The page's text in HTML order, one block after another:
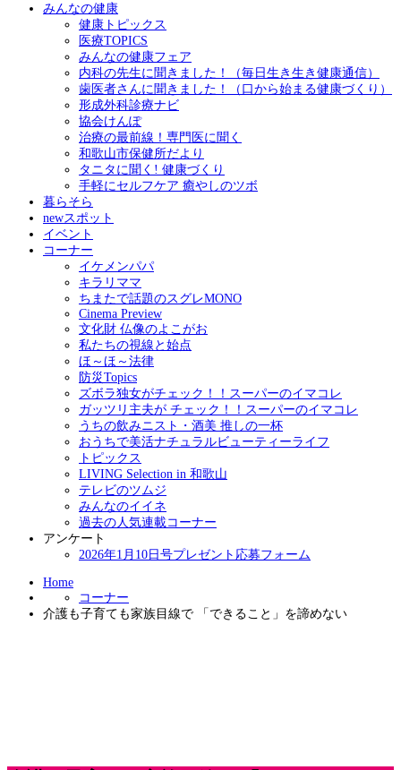
みんなの健康
健康トピックス
医療TOPICS
みんなの健康フェア
内科の先生に聞きました！（毎日生き生き健康通信）
歯医者さんに聞きました！（口から始まる健康づくり）
形成外科診療ナビ
協会けんぽ
治療の最前線！専門医に聞く
和歌山市保健所だより
タニタに聞く! 健康づくり
手軽にセルフケア 癒やしのツボ
暮らそら
newスポット
イベント
コーナー
イケメンパパ
キラリママ
ちまたで話題のスグレMONO
Cinema Preview
文化財 仏像のよこがお
私たちの視線と始点
ほ～ほ～法律
防災Topics
ズボラ独女がチェック！！スーパーのイマコレ
ガッツリ主夫が チェック！！スーパーのイマコレ
うちの飲みニスト・酒美 推しの一杯
おうちで美活ナチュラルビューティーライフ
トピックス
LIVING Selection in 和歌山
テレビのツムジ
みんなのイイネ
過去の人気連載コーナー
アンケート
2026年1月10日号プレゼント応募フォーム
Home
コーナー
介護も子育ても家族目線で 「できること」を諦めない